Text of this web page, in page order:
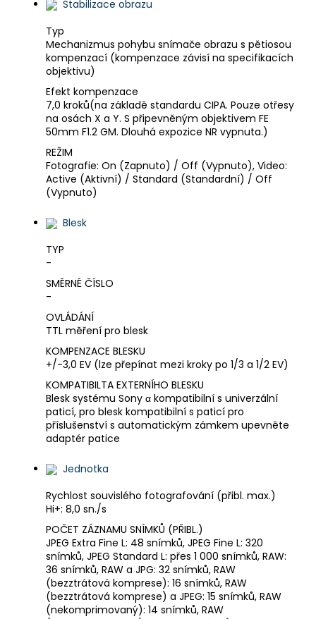
Stabilizace obrazu
Typ
Mechanizmus pohybu snímače obrazu s pětiosou
kompenzací (kompenzace závisí na specifikacích
objektivu)
Efekt kompenzace
7,0 kroků(na základě standardu CIPA. Pouze otřesy
na osách X a Y. S připevněným objektivem FE
50mm F1.2 GM. Dlouhá expozice NR vypnuta.)
REŽIM
Fotografie: On (Zapnuto) / Off (Vypnuto), Video:
Active (Aktivní) / Standard (Standardní) / Off
(Vypnuto)
Blesk
TYP
-
SMĚRNÉ ČÍSLO
-
OVLÁDÁNÍ
TTL měření pro blesk
KOMPENZACE BLESKU
+/-3,0 EV (lze přepínat mezi kroky po 1/3 a 1/2 EV)
KOMPATIBILTA EXTERNÍHO BLESKU
Blesk systému Sony α kompatibilní s univerzální
paticí, pro blesk kompatibilní s paticí pro
příslušenství s automatickým zámkem upevněte
adaptér patice
Jednotka
Rychlost souvislého fotografování (přibl. max.)
Hi+: 8,0 sn./s
POČET ZÁZNAMU SNÍMKŮ (PŘIBL.)
JPEG Extra Fine L: 48 snímků, JPEG Fine L: 320
snímků, JPEG Standard L: přes 1 000 snímků, RAW:
36 snímků, RAW a JPG: 32 snímků, RAW
(bezztrátová komprese): 16 snímků, RAW
(bezztrátová komprese) a JPEG: 15 snímků, RAW
(nekomprimovaný): 14 snímků, RAW